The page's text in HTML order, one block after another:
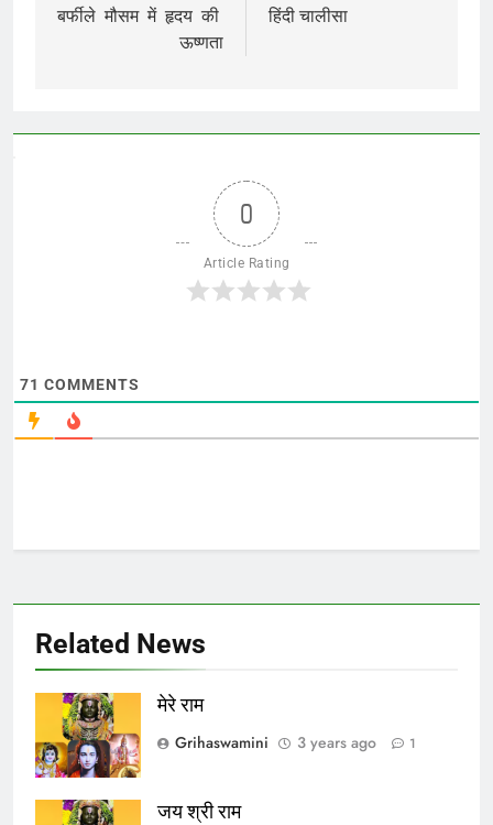
navigation
बर्फीले मौसम में हृदय की
ऊष्णता
हिंदी चालीसा
0
Article Rating
71 COMMENTS
Related News
मेरे राम
Grihaswamini
3 years ago 1
जय श्री राम